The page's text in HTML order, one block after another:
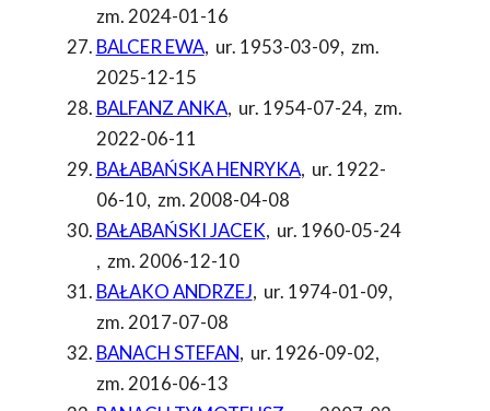
zm. 2024-01-16
BALCER EWA, ur. 1953-03-09, zm.
2025-12-15
BALFANZ ANKA, ur. 1954-07-24, zm.
2022-06-11
BAŁABAŃSKA HENRYKA, ur. 1922-
06-10, zm. 2008-04-08
BAŁABAŃSKI JACEK, ur. 1960-05-24
, zm. 2006-12-10
BAŁAKO ANDRZEJ, ur. 1974-01-09,
zm. 2017-07-08
BANACH STEFAN, ur. 1926-09-02,
zm. 2016-06-13